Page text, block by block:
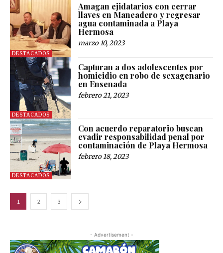
DESTACADOS
Amagan ejidatarios con cerrar
llaves en Maneadero y regresar
agua contaminada a Playa
Hermosa
marzo 10, 2023
DESTACADOS
Capturan a dos adolescentes por
homicidio en robo de sexagenario
en Ensenada
febrero 21, 2023
DESTACADOS
Con acuerdo reparatorio buscan
evadir responsabilidad penal por
contaminación de Playa Hermosa
febrero 18, 2023
1 2 3
- Advertisement -